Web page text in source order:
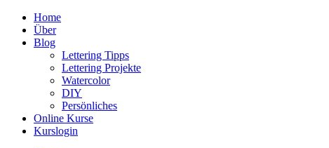
Zum
Inhalt
wechseln
Home
Über
Blog
Lettering Tipps
Lettering Projekte
Watercolor
DIY
Persönliches
Online Kurse
Kurslogin